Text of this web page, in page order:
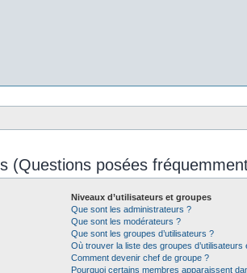
(Questions posées
Niveaux d’utilisateurs et groupes
Que sont les administrateurs ?
Que sont les modérateurs ?
Que sont les groupes d’utilisateurs ?
Où trouver la liste des groupes
Comment devenir chef de groupe ?
Pourquoi certains membres apparaissent